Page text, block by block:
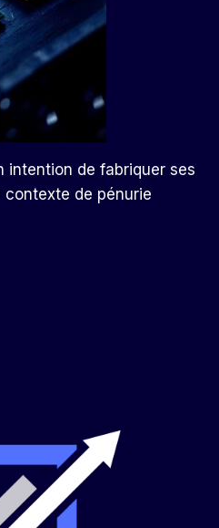
intention de fabriquer ses
contexte de pénurie